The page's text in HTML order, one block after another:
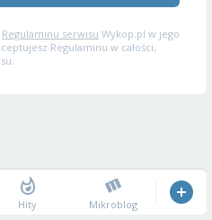
Regulaminu serwisu Wykop.pl w jego
Regulaminu w całości,
Hity Mikroblog